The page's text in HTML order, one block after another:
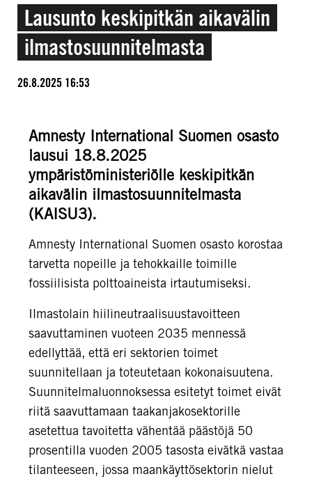
Lausunto keskipitkän aikavälin
ilmastosuunnitelmasta
26.8.2025 16:53
Amnesty International Suomen osasto
lausui 18.8.2025
ympäristöministeriölle keskipitkän
aikavälin ilmastosuunnitelmasta
(KAISU3).
Amnesty International Suomen osasto korostaa
tarvetta nopeille ja tehokkaille toimille
fossiilisista polttoaineista irtautumiseksi.
Ilmastolain hiilineutraalisuustavoitteen
saavuttaminen vuoteen 2035 mennessä
edellyttää, että eri sektorien toimet
suunnitellaan ja toteutetaan kokonaisuutena.
Suunnitelmaluonnoksessa esitetyt toimet eivät
riitä saavuttamaan taakanjakosektorille
asetettua tavoitetta vähentää päästöjä 50
prosentilla vuoden 2005 tasosta eivätkä vastaa
tilanteeseen, jossa maankäyttösektorin nielut